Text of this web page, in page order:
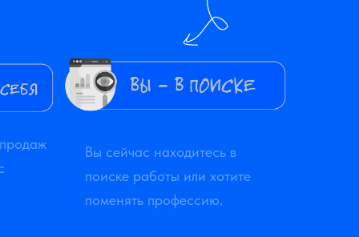
Вы сейчас находитесь в
поиске работы или хотите
поменять профессию.